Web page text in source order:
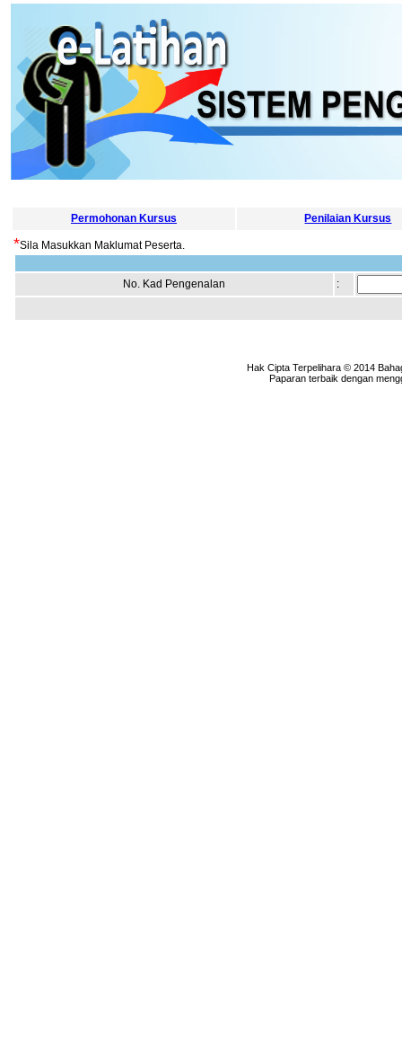
Permohonan Kursus Penilaian Kursus
*Sila Masukkan Maklumat Peserta.
No. Kad Pengenalan :
Hak Cipta Terpelihara © 2014
Paparan terbaik dengan